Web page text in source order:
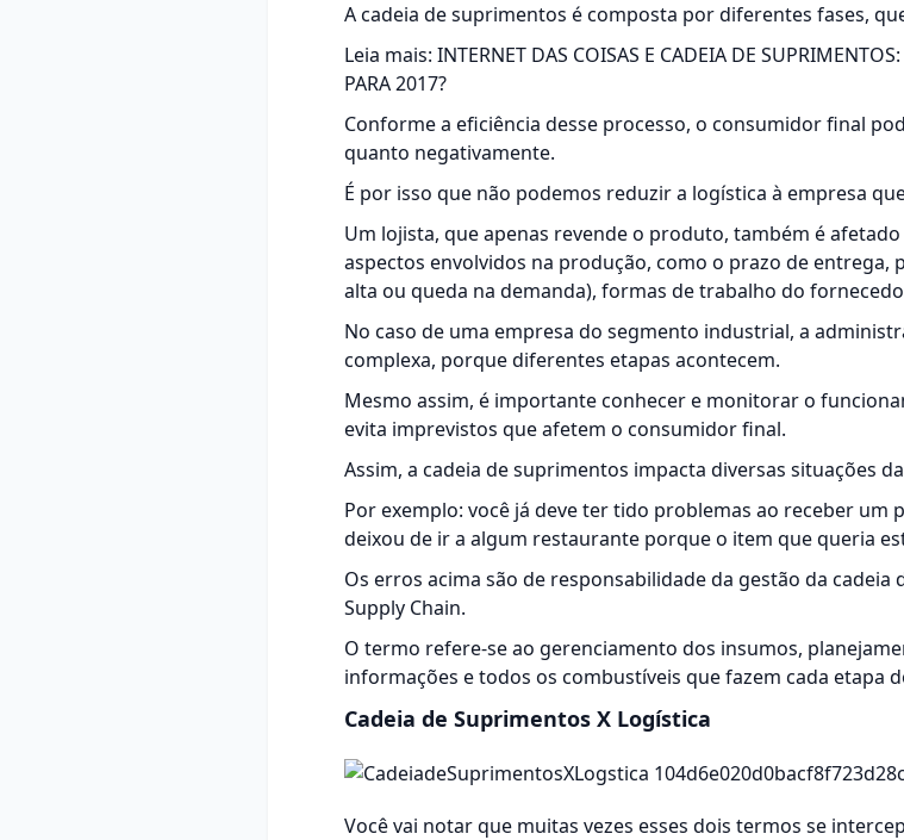
A cadeia desuprimentos é composta por diferentes fases,
Leia mais: INTERNET DAS COISAS E CADEIA DE
PARA 2017?
Conforme a eficiência desse processo, o consumidor final
quanto negativamente.
É por isso que não podemos reduzir a logística à empresa
Um lojista, que apenas revende o produto, também é
aspectos envolvidos na produção, como o prazo de entrega,
alta ou queda na demanda), formas de trabalho do
No caso de uma empresa do segmento industrial, a
complexa, porque diferentes etapas acontecem.
Mesmo assim, é importante conhecer e monitorar o
evita imprevistos que afetem o consumidor final.
Assim, a cadeia de suprimentos impacta diversas situações
Por exemplo: você já deve ter tido problemas ao receber
deixou de ir a algum restaurante porque o item que queria
Os erros acima são de responsabilidade da gestão da
Supply Chain.
O termo refere-se ao gerenciamento dos insumos,
informações e todos os combustíveis que fazem cada etapa
Cadeia de Suprimentos X Logística
Você vai notar que muitas vezes esses dois termos se